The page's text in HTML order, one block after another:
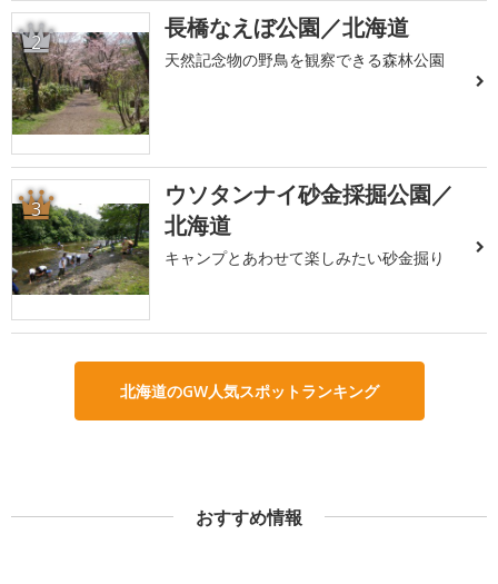
2 長橋なえぼ公園／北海道
天然記念物の野鳥を観察できる森林公園
3
ウソタンナイ砂金採掘公園／
北海道
キャンプとあわせて楽しみたい砂金掘り
北海道のGW人気スポットランキング
おすすめ情報